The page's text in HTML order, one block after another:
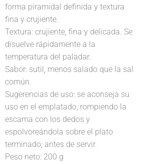
forma piramidal definida y textura
fina y crujiente.
Textura: crujiente, fina y delicada. Se
disuelve rápidamente a la
temperatura del paladar.
Sabor: sutil, menos salado que la sal
común.
Sugerencias de uso: se aconseja su
uso en el emplatado, rompiendo la
escama con los dedos y
espolvoreándola sobre el plato
terminado, antes de servir.
Peso neto: 200 g